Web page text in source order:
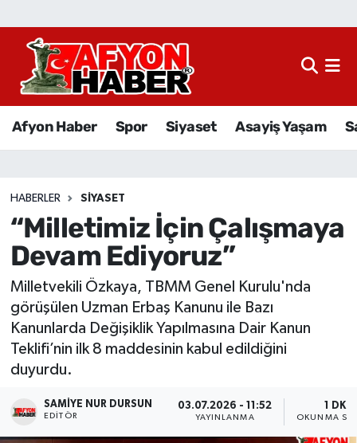
Afyon Haber Spor Siyaset Asayiş Yaşam
HABERLER SIYASET
“Milletimiz İçin Çalışmaya
Devam Ediyoruz”
Milletvekili Özkaya, TBMM Genel Kurulu'nda
görüşülen Uzman Erbaş Kanunu ile Bazı
Kanunlarda Değişiklik Yapılmasına Dair Kanun
Teklifi’nin ilk 8 maddesinin kabul edildiğini
duyurdu.
SAMIYE NUR DURSUN
EDITÖR
03.07.2026 - 11:52
YAYINLANMA
1 DK
OKUNMA
Afyon Haber
Sağlık
Eğitim
Sivil Toplum
Ekonomi